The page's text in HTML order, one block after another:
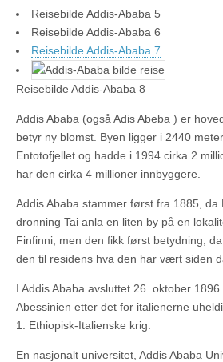
Reisebilde Addis-Ababa 5
Reisebilde Addis-Ababa 6
Reisebilde Addis-Ababa 7
Reisebilde Addis-Ababa 8
Addis Ababa (også Adis Abeba ) er
betyr ny blomst. Byen ligger i 2440
Entotofjellet og hadde i 1994 cirka 2
har den cirka 4 millioner innbyggere.
Addis Ababa stammer først fra 1885, da
dronning Tai anla en liten by på en
Finfinni, men den fikk først betydning,
den til residens hva den har vært siden
I Addis Ababa avsluttet 26. oktober
Abessinien etter det for italienerne
1. Ethiopisk-Italienske krig.
En nasjonalt universitet, Addis Ababa